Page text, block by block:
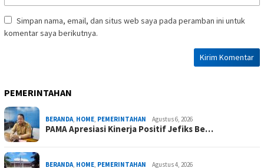
Simpan nama, email, dan situs web saya pada peramban ini untuk
komentar saya berikutnya.
PEMERINTAHAN
BERANDA, HOME, PEMERINTAHAN Agustus 6, 2026
PAMA Apresiasi Kinerja Positif Jefiks Be…
BERANDA, HOME, PEMERINTAHAN Agustus 4, 2026